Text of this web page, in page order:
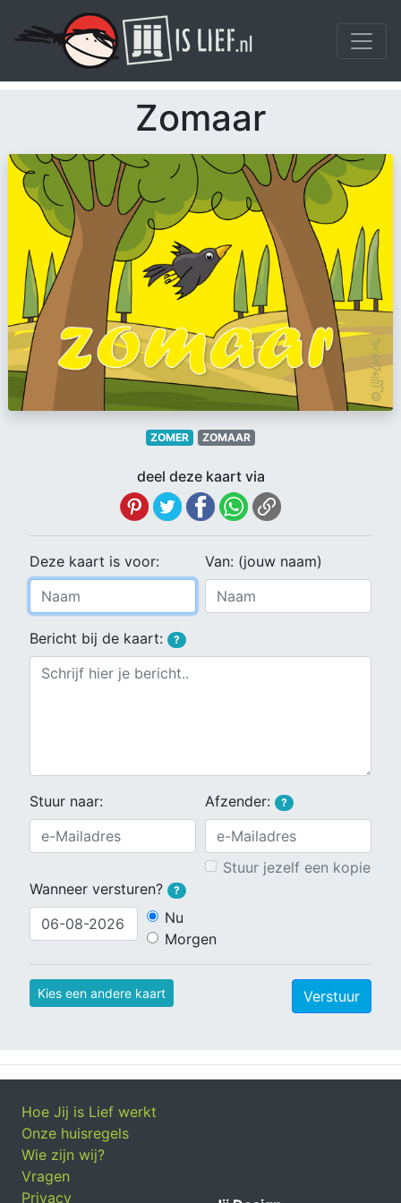
Zomaar
ZOMER ZOMAAR
deel deze kaart via
Deze kaart is voor: Van: (jouw naam)
Bericht bij de kaart: ?
Stuur naar: Afzender: ?
Stuur jezelf een kopie
Wanneer versturen?
?
Nu
Morgen
Kies een andere kaart Verstuur
Hoe Jij is Lief werkt
Onze huisregels
Wie zijn wij?
Vragen
Privacy